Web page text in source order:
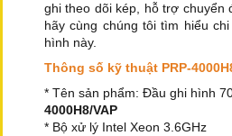
ghi theo dõi kép, hỗ trợ chuyển
hãy cùng chúng tôi tìm hiểu
hình này.
Thông số kỹ thuật PRP-
* Tên sản phẩm: Đầu ghi hình
4000H8/VAP
* Bộ xử lý Intel Xeon 3.6GHz